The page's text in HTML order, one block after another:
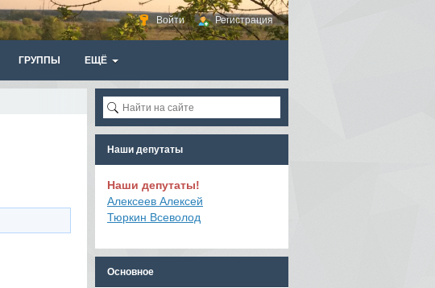
Войти Регистрация
ГРУППЫ ЕЩЁ
Наши депутаты
Наши депутаты!
Алексеев Алексей
Тюркин Всеволод
Основное